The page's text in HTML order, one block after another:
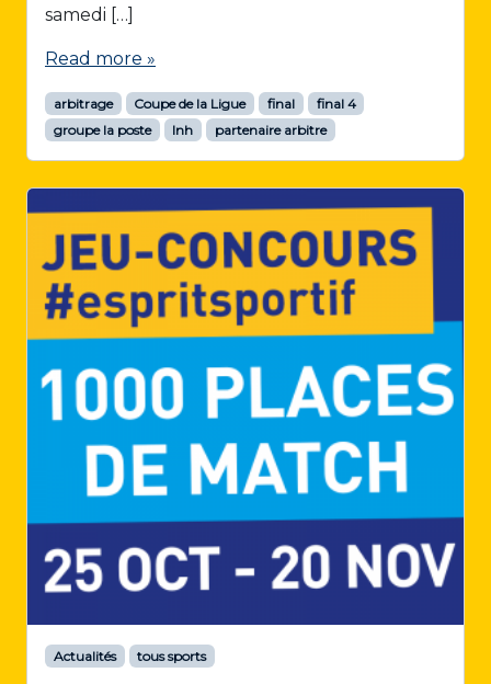
samedi […]
Read more »
arbitrage Coupe de la Ligue final
final 4
groupe la poste
lnh partenaire arbitre
Actualités tous sports